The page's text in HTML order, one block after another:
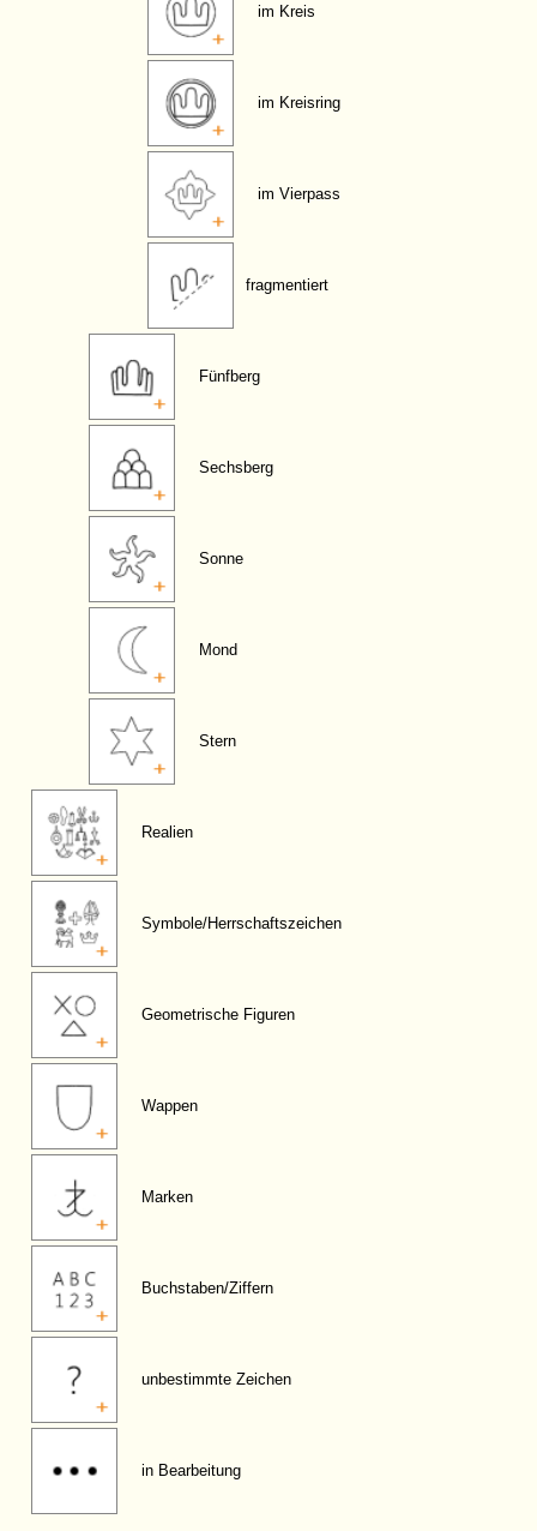
im Kreis
im Kreisring
im Vierpass
fragmentiert
Fünfberg
Sechsberg
Sonne
Mond
Stern
Realien
Symbole/Herrschaftszeichen
Geometrische Figuren
Wappen
Marken
Buchstaben/Ziffern
unbestimmte Zeichen
in Bearbeitung